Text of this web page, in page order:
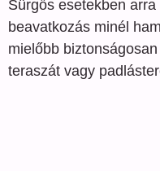
Sürgős esetekben
beavatkozás minél
mielőbb
teraszát vagy